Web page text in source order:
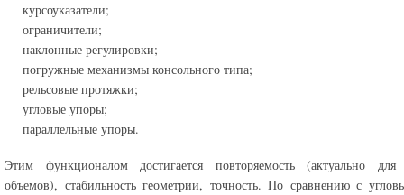
курсоуказатели;
ограничители;
наклонные регулировки;
погружные механизмы консольного типа;
рельсовые протяжки;
угловые упоры;
параллельные упоры.
Этим функционалом достигается повторяемость (актуально
объемов), стабильность геометрии, точность. По сравнению с